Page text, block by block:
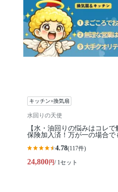
キッチン×換気扇
水回りの天使
【水・油回りの悩みはコレ
保険加入済！万が一の場合で
4.78(117件)
24,800円/ 1セット